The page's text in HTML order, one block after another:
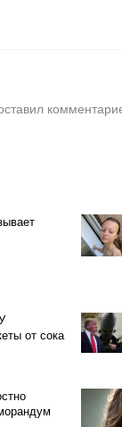
от сока